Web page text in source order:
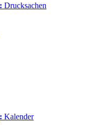
Drucksachen
Kalender